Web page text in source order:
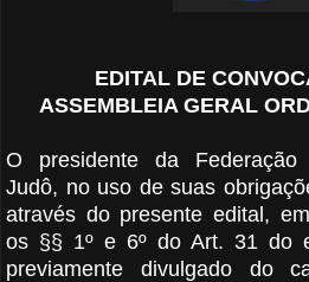
EDITAL DE
ASSEMBLEIA GERAL
O presidente da Federação
Judô, no uso de suas
através do presente edital,
os §§ 1º e 6º do Art. 31 do
previamente divulgado do